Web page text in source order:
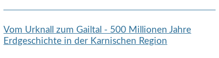
Vom Urknall zum Gailtal - 500 Millionen Jahre
Erdgeschichte in der Karnischen Region